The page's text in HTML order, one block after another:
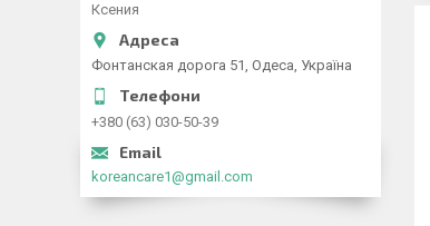
Ксения
Фонтанская дорога 51, Одеса, Україна
+380 (63) 030-50-39
koreancare1@gmail.com